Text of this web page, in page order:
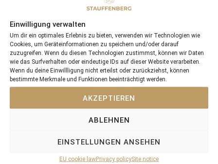
Einwilligung verwalten
Um dir ein optimales Erlebnis zu bieten, verwenden wir Technologien wie
Cookies, um Geräteinformationen zu speichern und/oder darauf
zuzugreifen. Wenn du diesen Technologien zustimmst, können wir Daten
wie das Surfverhalten oder eindeutige IDs auf dieser Website verarbeiten.
Wenn du deine Einwillligung nicht erteilst oder zurückziehst, können
bestimmte Merkmale und Funktionen beeinträchtigt werden.
AKZEPTIEREN
ABLEHNEN
EINSTELLUNGEN ANSEHEN
EU cookie lawPrivacy policySite notice
Lyphard
Navajo
Princess
Goofed
Drone
Natalma
Court
Martial
Barra II
And
Pago
Dancer
Almahmoud
Trial
La